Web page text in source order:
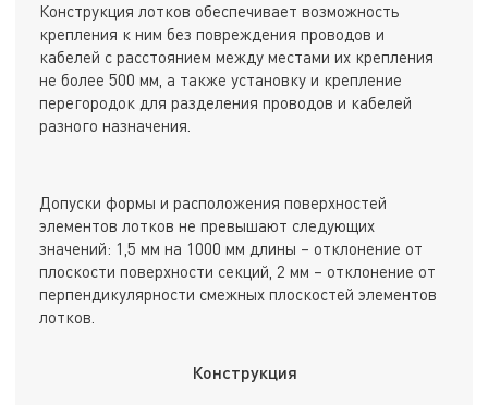
Конструкция лотков обеспечивает возможность
крепления к ним без повреждения проводов и
кабелей с расстоянием между местами их крепления
не более 500 мм, а также установку и крепление
перегородок для разделения проводов и кабелей
разного назначения.
Допуски формы и расположения поверхностей
элементов лотков не превышают следующих
значений: 1,5 мм на 1000 мм длины – отклонение от
плоскости поверхности секций, 2 мм – отклонение от
перпендикулярности смежных плоскостей элементов
лотков.
Конструкция